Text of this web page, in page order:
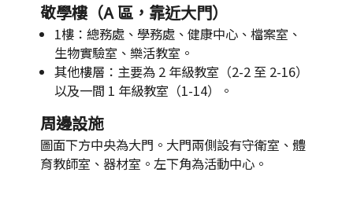
敬學樓（A 區，靠近大門）
1樓：總務處、學務處、健康中心、檔案室、
生物實驗室、樂活教室。
其他樓層：主要為 2 年級教室（2-2 至 2-16）
以及一間 1 年級教室（1-14）。
周邊設施
圖面下方中央為大門。大門兩側設有守衛室、體
育教師室、器材室。左下角為活動中心。